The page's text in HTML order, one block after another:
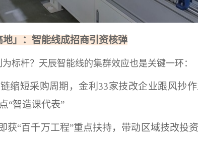
」：智能线成招商引资核弹
标杆？天辰智能线的集群效应也是关键一环：
缩短采购周期，金利33家技改企业跟风抄
“智造课代表”
获“百千万工程”重点扶持，带动区域技改投